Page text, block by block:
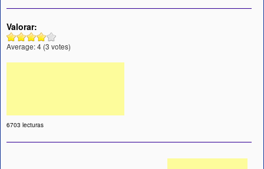
Valorar:
Average:4 (3 votes)
6703 lecturas